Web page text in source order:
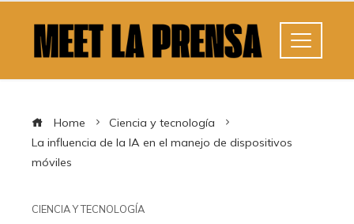
Home
Ciencia y tecnología
La influencia de la IA en el manejo de dispositivos
móviles
CIENCIA Y TECNOLOGÍA